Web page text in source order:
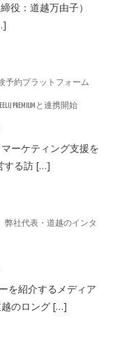
役：道越万由子）
予約プラットフォーム
PREMIUMと連携開始
ーケティング支援を
する訪 […]
弊社代表・道越のインタ
を紹介するメディア
越のロング […]